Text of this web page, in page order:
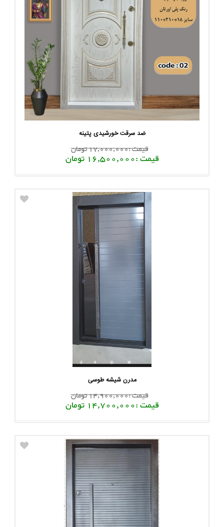
ضد سرقت خورشیدی پتینه
قیمت :17,000,000 تومان
قیمت :16,500,000 تومان
مدرن شیشه طوسی
قیمت :14,900,000 تومان
قیمت :14,700,000 تومان